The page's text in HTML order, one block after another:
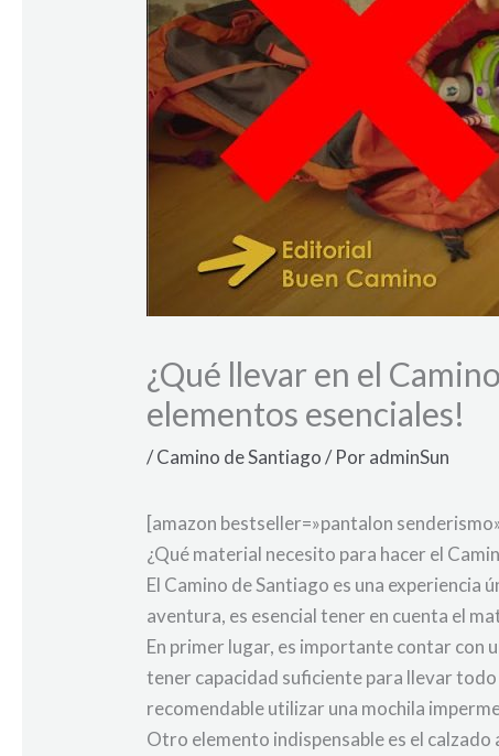
¿Qué llevar en el
elementos esenciales!
/Camino de Santiago/ PoradminSun
[amazon bestseller=»pantalon
¿Qué material necesito para hacer el
El Camino de Santiago es una experiencia
aventura, es esencial tener en cuenta el
En primer lugar, es importante contar con
tener capacidad suficiente para llevar
recomendable utilizar una mochila
Otro elemento indispensable es el